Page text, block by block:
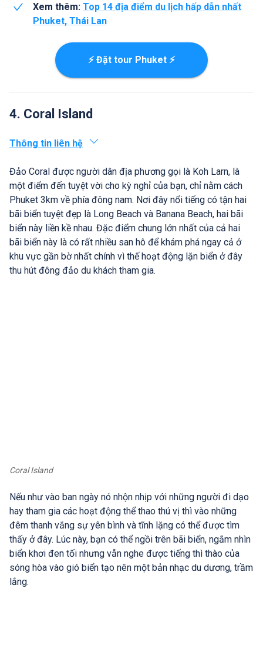
Xem thêm: Top 14 địa điểm du lịch hấp dẫn nhất
Phuket, Thái Lan
⚡ Đặt tour Phuket ⚡
4. Coral Island
Thông tin liên hệ
Đảo Coral được người dân địa phương gọi là Koh Larn, là
một điểm đến tuyệt vời cho kỳ nghỉ của bạn, chỉ nằm cách
Phuket 3km về phía đông nam. Nơi đây nổi tiếng có tận hai
bãi biển tuyệt đẹp là Long Beach và Banana Beach, hai bãi
biển này liền kề nhau. Đặc điểm chung lớn nhất của cả hai
bãi biển này là có rất nhiều san hô để khám phá ngay cả ở
khu vực gần bờ nhất chính vì thế hoạt động lặn biển ở đây
thu hút đông đảo du khách tham gia.
Coral Island
Nếu như vào ban ngày nó nhộn nhịp với những người đi dạo
hay tham gia các hoạt động thể thao thú vị thì vào những
đêm thanh vắng sự yên bình và tĩnh lặng có thể được tìm
thấy ở đây. Lúc này, bạn có thể ngồi trên bãi biển, ngắm nhìn
biển khơi đen tối nhưng vẫn nghe được tiếng thì thào của
sóng hòa vào gió biển tạo nên một bản nhạc du dương, trầm
lắng.